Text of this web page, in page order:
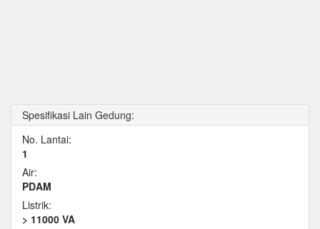
Spesifikasi Lain Gedung:
No. Lantai:
1
Air:
PDAM
Listrik:
> 11000 VA